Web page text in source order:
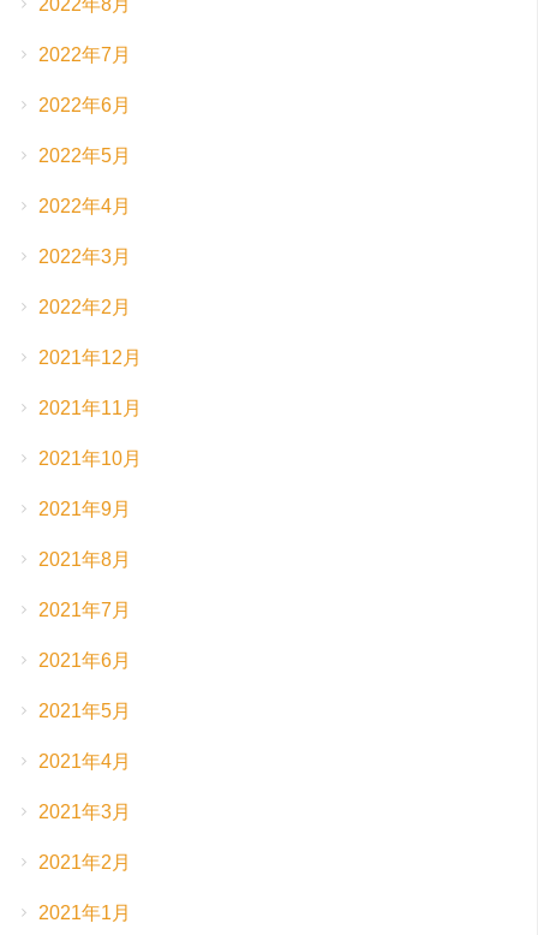
2022年7月
2022年6月
2022年5月
2022年4月
2022年3月
2022年2月
2021年12月
2021年11月
2021年10月
2021年9月
2021年8月
2021年7月
2021年6月
2021年5月
2021年4月
2021年3月
2021年2月
2021年1月